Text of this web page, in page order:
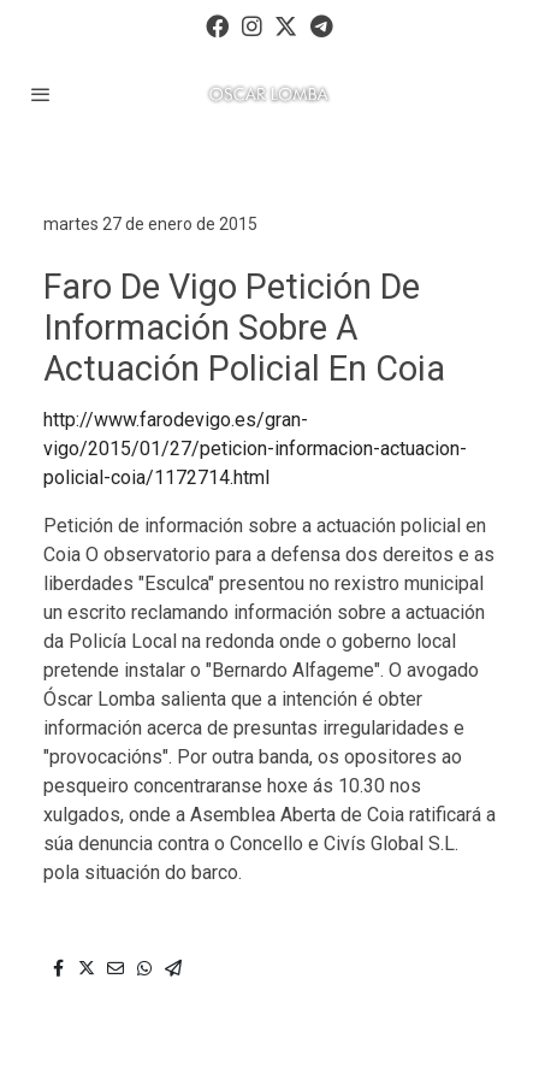
martes 27 de enero de 2015
Faro De Vigo Petición De
Información Sobre A
Actuación Policial En Coia
http://www.farodevigo.es/gran-
vigo/2015/01/27/peticion-informacion-actuacion-
policial-coia/1172714.html
Petición de información sobre a actuación policial en
Coia O observatorio para a defensa dos dereitos e as
liberdades "Esculca" presentou no rexistro municipal
un escrito reclamando información sobre a actuación
da Policía Local na redonda onde o goberno local
pretende instalar o "Bernardo Alfageme". O avogado
Óscar Lomba salienta que a intención é obter
información acerca de presuntas irregularidades e
"provocacións". Por outra banda, os opositores ao
pesqueiro concentraranse hoxe ás 10.30 nos
xulgados, onde a Asemblea Aberta de Coia ratificará a
súa denuncia contra o Concello e Civís Global S.L.
pola situación do barco.